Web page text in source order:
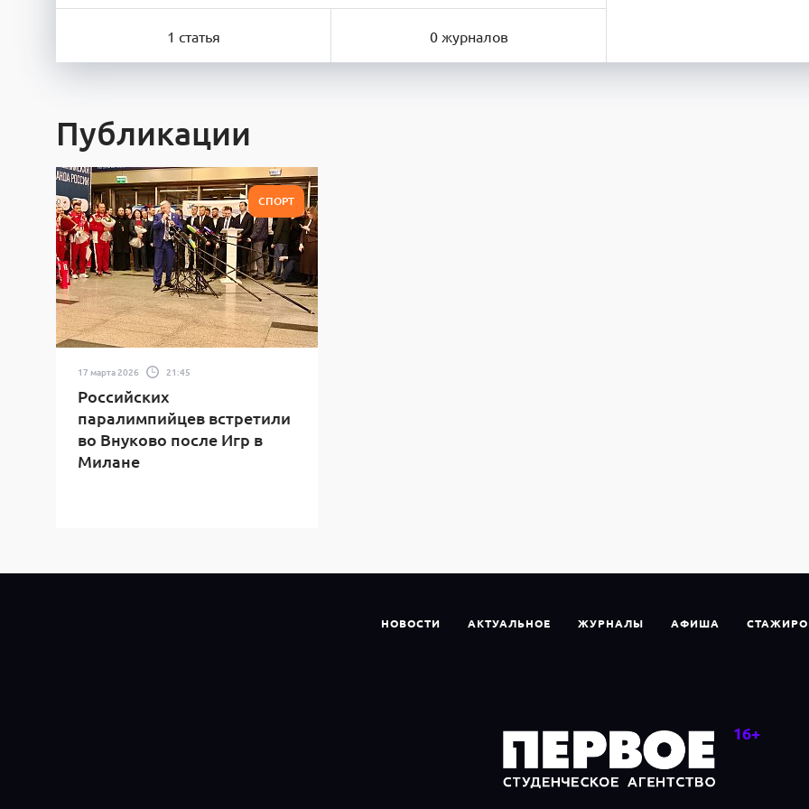
1 статья 0 журналов
Публикации
СПОРТ
17 марта 2026 21:45
Российских
паралимпийцев встретили
во Внуково после Игр в
Милане
НОВОСТИ АКТУАЛЬНОЕ ЖУРНАЛЫ АФИША